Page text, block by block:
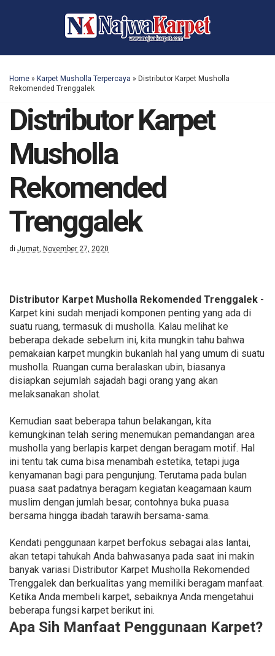
Home » Karpet Musholla Terpercaya » Distributor Karpet Musholla
Rekomended Trenggalek
Distributor Karpet
Musholla
Rekomended
Trenggalek
di Jumat, November 27, 2020
Distributor Karpet Musholla Rekomended Trenggalek -
Karpet kini sudah menjadi komponen penting yang ada di
suatu ruang, termasuk di musholla. Kalau melihat ke
beberapa dekade sebelum ini, kita mungkin tahu bahwa
pemakaian karpet mungkin bukanlah hal yang umum di suatu
musholla. Ruangan cuma beralaskan ubin, biasanya
disiapkan sejumlah sajadah bagi orang yang akan
melaksanakan sholat.
Kemudian saat beberapa tahun belakangan, kita
kemungkinan telah sering menemukan pemandangan area
musholla yang berlapis karpet dengan beragam motif. Hal
ini tentu tak cuma bisa menambah estetika, tetapi juga
kenyamanan bagi para pengunjung. Terutama pada bulan
puasa saat padatnya beragam kegiatan keagamaan kaum
muslim dengan jumlah besar, contohnya buka puasa
bersama hingga ibadah tarawih bersama-sama.
Kendati penggunaan karpet berfokus sebagai alas lantai,
akan tetapi tahukah Anda bahwasanya pada saat ini makin
banyak variasi Distributor Karpet Musholla Rekomended
Trenggalek dan berkualitas yang memiliki beragam manfaat.
Ketika Anda membeli karpet, sebaiknya Anda mengetahui
beberapa fungsi karpet berikut ini.
Apa Sih Manfaat Penggunaan Karpet?